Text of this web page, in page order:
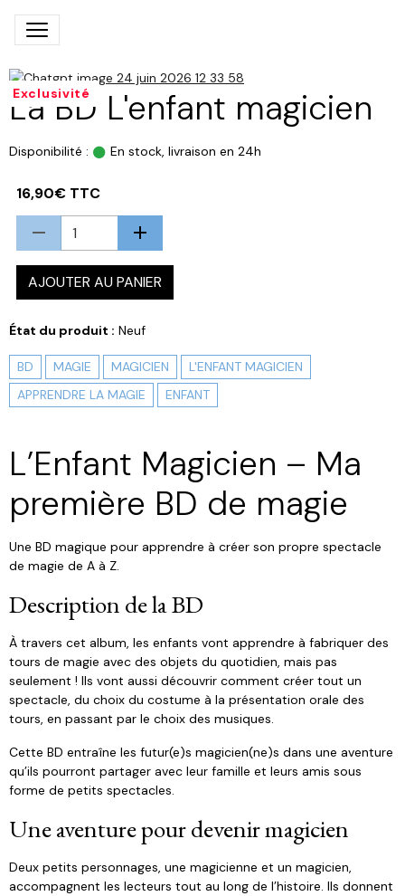
Exclusivité
La BD L'enfant magicien
Disponibilité : En stock, livraison en 24h
16,90€ TTC
AJOUTER AU PANIER
État du produit : Neuf
BD MAGIE MAGICIEN
L'ENFANT MAGICIEN
APPRENDRE LA MAGIE
ENFANT
L’Enfant Magicien – Ma
première BD de magie
Une BD magique pour apprendre à créer son propre spectacle
de magie de A à Z.
Description de la BD
À travers cet album, les enfants vont apprendre à fabriquer des
tours de magie avec des objets du quotidien, mais pas
seulement ! Ils vont aussi découvrir comment créer tout un
spectacle, du choix du costume à la présentation orale des
tours, en passant par le choix des musiques.
Cette BD entraîne les futur(e)s magicien(ne)s dans une aventure
qu’ils pourront partager avec leur famille et leurs amis sous
forme de petits spectacles.
Une aventure pour devenir magicien
Deux petits personnages, une magicienne et un magicien,
accompagnent les lecteurs tout au long de l’histoire. Ils donnent